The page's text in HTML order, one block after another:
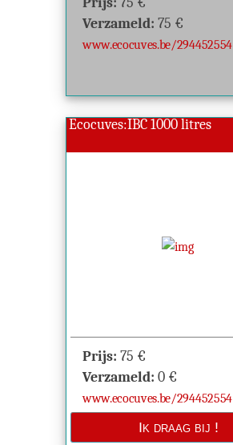
Verzameld: 75 €
www.ecocuves.be/294452554
Ecocuves:IBC 1000 litres
Prijs: 75 €
Verzameld: 0 €
www.ecocuves.be/294452554